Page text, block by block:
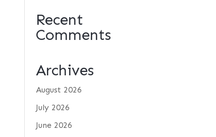
Recent
Comments
Archives
August 2026
July 2026
June 2026